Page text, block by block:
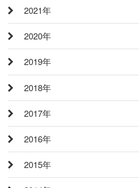
2021年
2020年
2019年
2018年
2017年
2016年
2015年